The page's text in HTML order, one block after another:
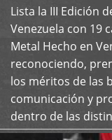
Lista la III Edición
Venezuela con 19
Metal Hecho en
reconociendo,
los méritos de las
comunicación y
dentro de las